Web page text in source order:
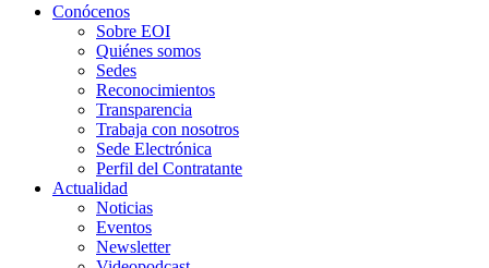
Conócenos
Sobre EOI
Quiénes somos
Sedes
Reconocimientos
Transparencia
Trabaja con nosotros
Sede Electrónica
Perfil del Contratante
Actualidad
Noticias
Eventos
Newsletter